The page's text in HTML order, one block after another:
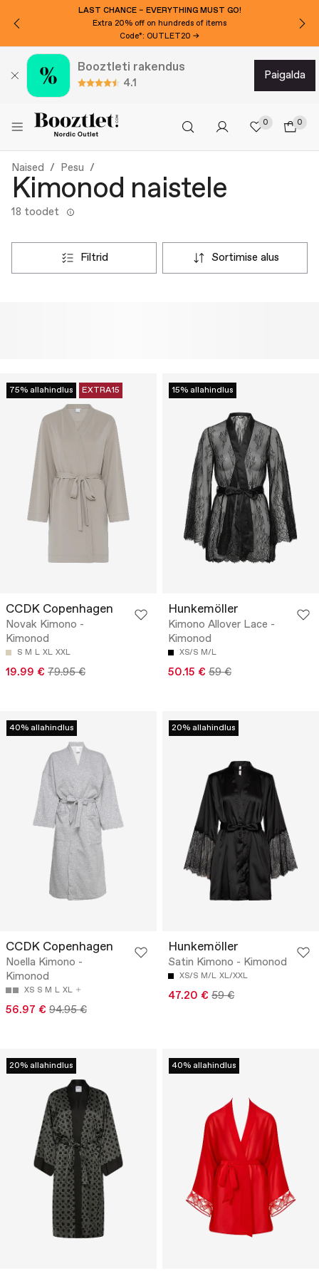
LAST CHANCE – EVERYTHING MUST GO!
Extra 20% off on hundreds of items
Code*: OUTLET20 →
Booztleti rakendus
4.1
paigalda
0 0
Naised Pesu
Kimonod naistele
18 toodet
filtrid sortimise alus
75% allahindlus EXTRA15
CCDK Copenhagen
Novak Kimono -
Kimonod
S M L XL XXL
19.99 € 79.95 €
15% allahindlus
Hunkemöller
Kimono Allover Lace -
Kimonod
XS/S M/L
50.15 € 59 €
40% allahindlus
CCDK Copenhagen
Noella Kimono -
Kimonod
XS S M L XL
56.97 € 94.95 €
20% allahindlus
Hunkemöller
Satin Kimono - Kimonod
XS/S M/L XL/XXL
47.20 € 59 €
20% allahindlus 40% allahindlus